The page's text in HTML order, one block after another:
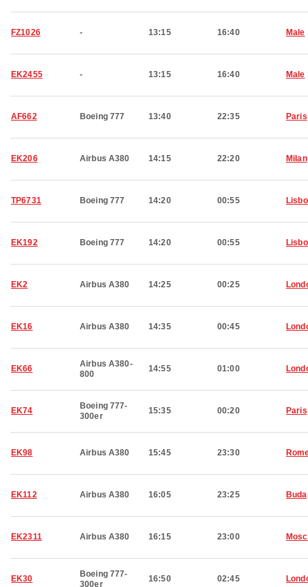
FZ1026 - 13:15 16:40 Male
EK2455 - 13:15 16:40 Male
AF662 Boeing 777 13:40 22:35 Paris
EK206 Airbus A380 14:15 22:20 Milan
TP6731 Boeing 777 14:20 00:55
EK192 Boeing 777 14:20 00:55
EK2 Airbus A380 14:25 00:25
EK16 Airbus A380 14:35 00:45
EK66
Airbus A380-
800
14:55 01:00
EK74
Boeing 777-
300er
15:35 00:20 Paris
EK98 Airbus A380 15:45 23:30
EK112 Airbus A380 16:05 23:25
EK2311 Airbus A380 16:15 23:00
EK30
Boeing 777-
300er
16:50 02:45